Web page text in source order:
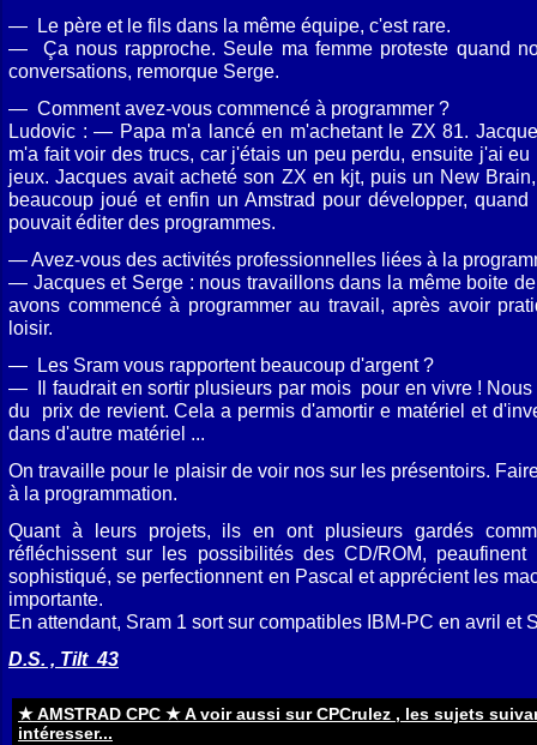
— Le père et le fils dans la même équipe, c'est rare.
— Ça nous rapproche. Seule ma femme proteste quand
conversations, remorque Serge.
— Comment avez-vous commencé à programmer ?
Ludovic : — Papa m'a lancé en m'achetant le ZX 81.
m'a fait voir des trucs, car j'étais un peu perdu, ensuite j'ai
jeux. Jacques avait acheté son ZX en kjt, puis un New
beaucoup joué et enfin un Amstrad pour développer,
pouvait éditer des programmes.
— Avez-vous des activités professionnelles liées à la
— Jacques et Serge : nous travaillons dans la même boite
avons commencé à programmer au travail, après avoir
loisir.
— Les Sram vous rapportent beaucoup d'argent ?
— Il faudrait en sortir plusieurs par mois pour en vivre !
du prix de revient. Cela a permis d'amortir e matériel et
dans d'autre matériel ...
On travaille pour le plaisir de voir nos sur les présentoirs.
à la programmation.
Quant à leurs projets, ils en ont plusieurs gardés
réfléchissent sur les possibilités des CD/ROM,
sophistiqué, se perfectionnent en Pascal et apprécient les
importante.
En attendant, Sram 1 sort sur compatibles IBM-PC en avril et
D.S. , Tilt 43
★ AMSTRAD CPC ★ A voir aussi sur CPCrulez , les sujets
intéresser...